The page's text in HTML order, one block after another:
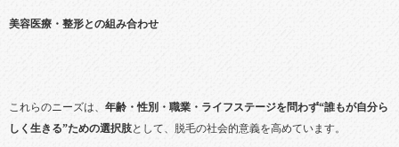
美容医療・整形との組み合わせ
これらのニーズは、 年齢・性別・職業・ライフステージを問わず“誰もが自分ら
しく生きる”ための選択肢として、脱毛の社会的意義を高めています。